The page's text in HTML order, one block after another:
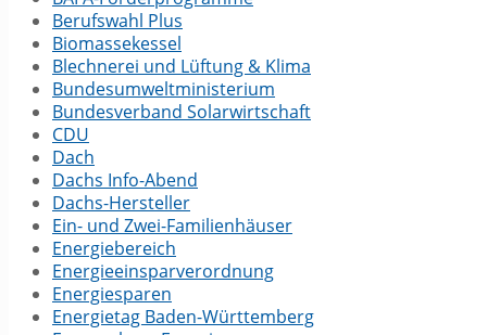
Berufswahl Plus
Biomassekessel
Blechnerei und Lüftung & Klima
Bundesumwelt­ministerium
Bundesverband Solarwirtschaft
CDU
Dach
Dachs Info-Abend
Dachs-Hersteller
Ein- und Zwei-Familienhäuser
Energiebereich
Energieeinsparverordnung
Energiesparen
Energietag Baden-Württemberg